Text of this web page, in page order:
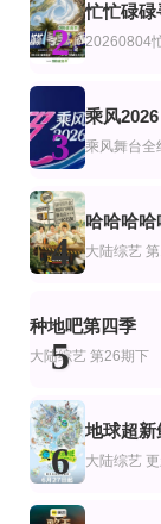
礼乐东方
世界历史·精编版
古墓迷踪
更新至02期
美国忍者勇士第十
第1期
风向中
第1集
X 联盟
第4期
非遗中国
第2期
友你的旅行
更新至20260806期
心动双重奏
20260807第7期超前
地球超新鲜第二季
孙红雷,李乃文,郭京飞
第2期
王子与乞丐
朴正洙,申东熙,金晓
更新至20260802期
中餐厅·南洋拾光
黄晓明 王俊凯 昆凌
2
忙忙碌碌
20260804
3
乘风2026
乘风舞台全
4
哈哈哈哈
大陆综艺
5
种地吧第四季
大陆综艺 第26期下
6
地球超新
大陆综艺